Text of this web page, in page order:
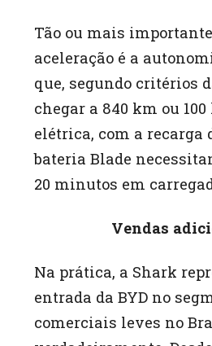
Tão ou mais
aceleração é a
que, segundo critérios
chegar a 840 km ou
elétrica, com a recarga
bateria Blade
20 minutos em
Vendas
Na prática, a Shark
entrada da BYD no
comerciais leves no